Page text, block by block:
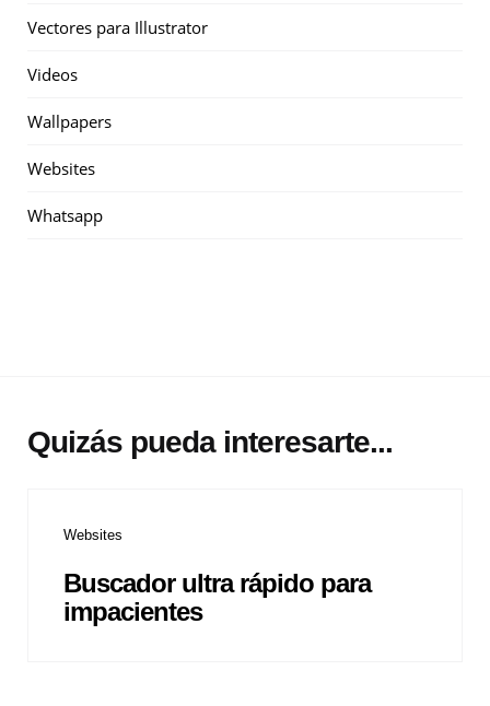
Vectores para Illustrator
Videos
Wallpapers
Websites
Whatsapp
Quizás pueda interesarte...
Websites
Buscador ultra rápido para
impacientes